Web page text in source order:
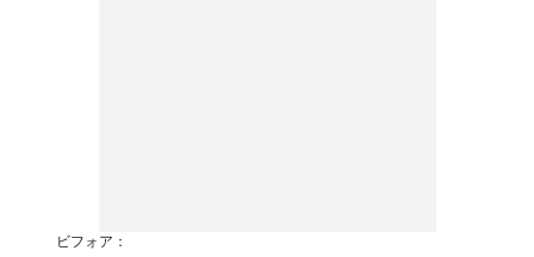
ビフォア：